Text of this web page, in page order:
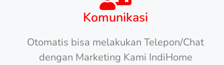
Komunikasi
Otomatis bisa melakukan Telepon/Chat
dengan Marketing Kami IndiHome